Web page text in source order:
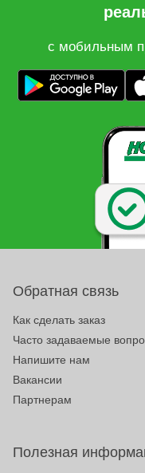
с мобильным
Обратная связь
Как сделать заказ
Часто задаваемые
Напишите нам
Вакансии
Партнерам
Полезная